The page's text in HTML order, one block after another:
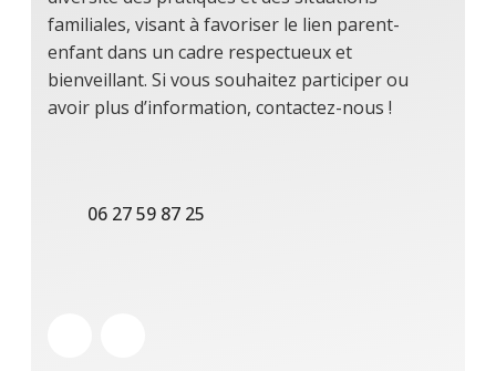
familiales, visant à favoriser le lien parent-
enfant dans un cadre respectueux et
bienveillant. Si vous souhaitez participer ou
avoir plus d’information, contactez-nous !
06 27 59 87 25